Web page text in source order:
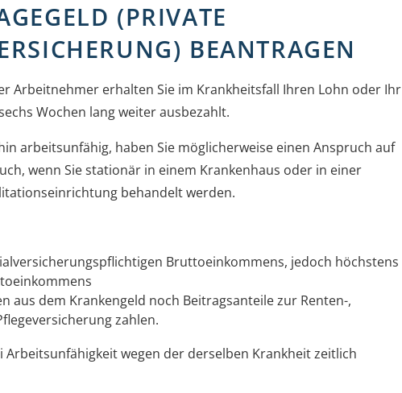
(PRIVATE
BEANTRAGEN
Arbeitnehmer erhalten Sie im Krankheitsfall Ihren Lohn oder Ihr
Wochen lang weiter ausbezahlt.
arbeitsunfähig, haben Sie möglicherweise einen Anspruch auf
wenn Sie stationär in einem Krankenhaus oder in einer
behandelt werden.
Bruttoeinkommens, jedoch höchstens
aus dem Krankengeld noch Beitragsanteile zur Renten-,
zahlen.
Arbeitsunfähigkeit wegen der derselben Krankheit zeitlich